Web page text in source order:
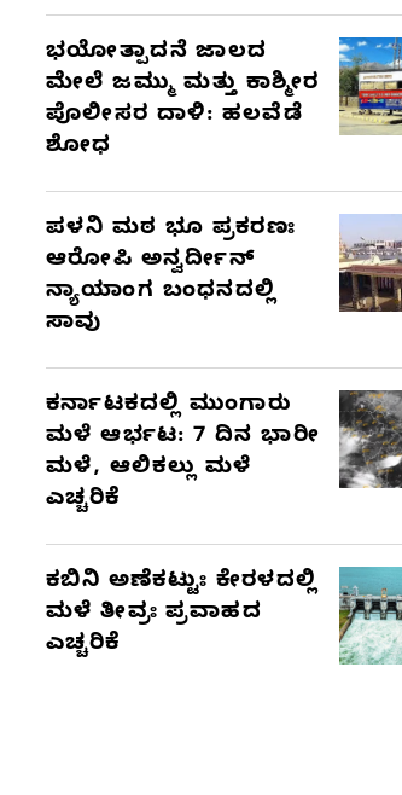
ಭಯೋತ್ಪಾದನೆ ಜಾಲದ
ಮೇಲೆ ಜಮ್ಮು ಮತ್ತು ಕಾಶ್ಮೀರ
ಪೊಲೀಸರ ದಾಳಿ: ಹಲವೆಡೆ
ಶೋಧ
ಪಳನಿ ಮಠ ಭೂ ಪ್ರಕರಣಃ
ಆರೋಪಿ ಅನ್ವರ್ದೀನ್
ನ್ಯಾಯಾಂಗ ಬಂಧನದಲ್ಲಿ
ಸಾವು
ಕರ್ನಾಟಕದಲ್ಲಿ ಮುಂಗಾರು
ಮಳೆ ಆರ್ಭಟ: 7 ದಿನ ಭಾರೀ
ಮಳೆ, ಆಲಿಕಲ್ಲು ಮಳೆ
ಎಚ್ಚರಿಕೆ
ಕಬಿನಿ ಅಣೆಕಟ್ಟುಃ ಕೇರಳದಲ್ಲಿ
ಮಳೆ ತೀವ್ರಃ ಪ್ರವಾಹದ
ಎಚ್ಚರಿಕೆ